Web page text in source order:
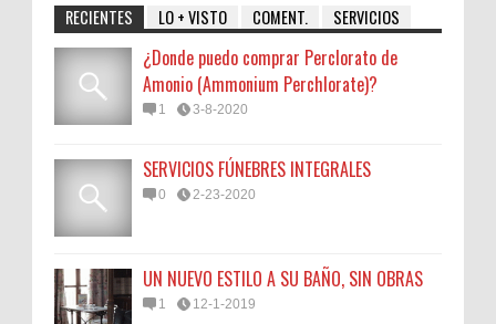
RECIENTES LO + VISTO COMENT. SERVICIOS
¿Donde puedo comprar Perclorato de
Amonio (Ammonium Perchlorate)?
1 3-8-2020
SERVICIOS FÚNEBRES INTEGRALES
0 2-23-2020
UN NUEVO ESTILO A SU BAÑO, SIN OBRAS
1 12-1-2019